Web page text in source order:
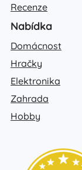
Recenze
Nabídka
Domácnost
Hračky
Elektronika
Zahrada
Hobby